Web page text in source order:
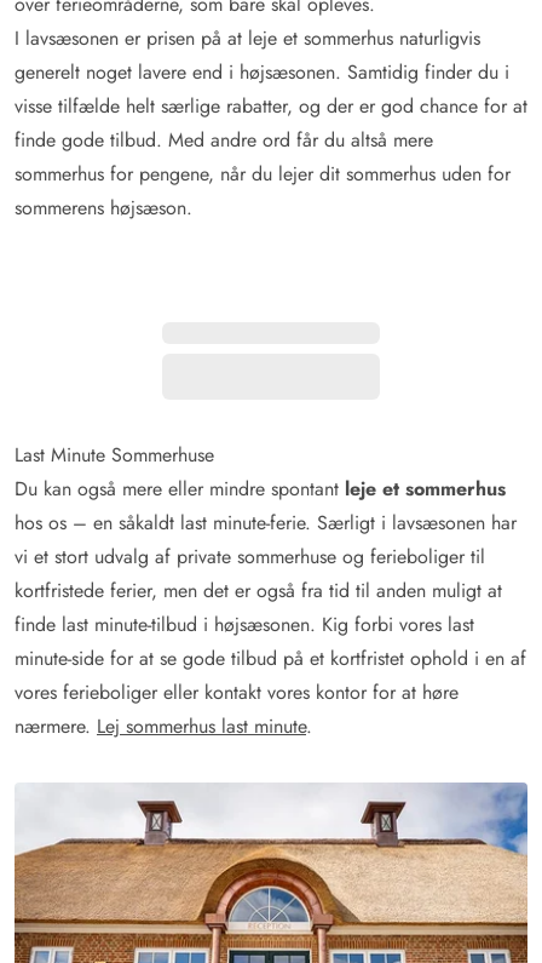
I lavsæsonen er prisen på at leje et sommerhus naturligvis
generelt noget lavere end i højsæsonen. Samtidig finder du i
visse tilfælde helt særlige rabatter, og der er god chance for at
finde gode tilbud. Med andre ord får du altså mere
sommerhus for pengene, når du lejer dit sommerhus uden for
sommerens højsæson.
Last Minute Sommerhuse
Du kan også mere eller mindre spontant leje et sommerhus
hos os – en såkaldt last minute-ferie. Særligt i lavsæsonen har
vi et stort udvalg af private sommerhuse og ferieboliger til
kortfristede ferier, men det er også fra tid til anden muligt at
finde last minute-tilbud i højsæsonen. Kig forbi vores last
minute-side for at se gode tilbud på et kortfristet ophold i en af
vores ferieboliger eller kontakt vores kontor for at høre
nærmere. Lej sommerhus last minute.